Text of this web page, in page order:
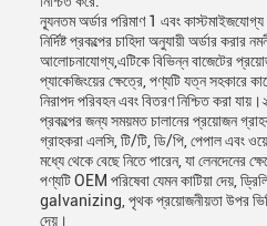
ন্যূনতম অর্ডার পরিমাণ 1 এবং কাস্টমাইজযোগ্য
নির্দিষ্ট প্রকল্পের চাহিদা অনুযায়ী অর্ডার করার
আলোচনাযোগ্য,এটিকে বিভিন্ন বাজেটের
প্যাকেজিংয়ের ক্ষেত্রে, পণ্যটি যত্ন সহকারে
নিরাপদ পরিবহন এবং বিতরণ নিশ্চিত করা
প্রকল্পের জন্য সময়মত চালানের প্রয়োজন
গ্রাহকরা এলসি, টি/টি, ডি/পি, পেপাল এবং
মধ্যে থেকে বেছে নিতে পারেন, যা লেনদেনের
পণ্যটি OEM পরিষেবা যেমন কাটিয়া দেয়,
galvanizing, পৃথক প্রয়োজনীয়তা উপর
দেয়।